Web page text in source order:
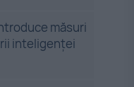
măsuri
inteligenței